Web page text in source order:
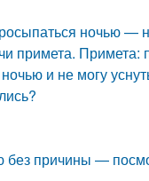
ночью —
примета.
и не могу
без причины —